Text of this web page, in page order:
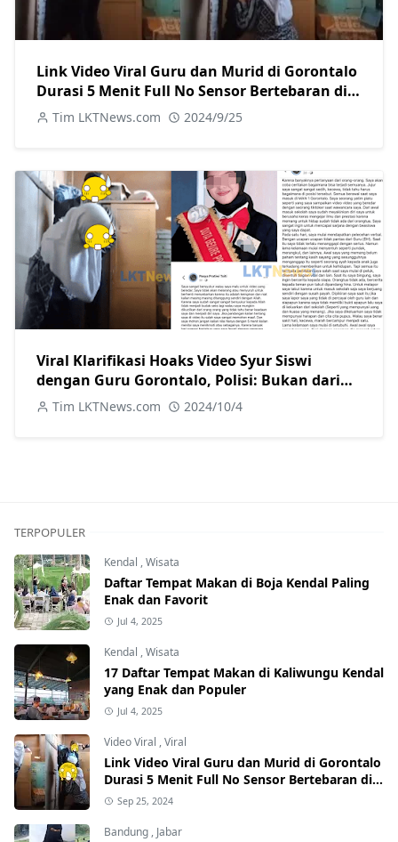
Link Video Viral Guru dan Murid di Gorontalo
Durasi 5 Menit Full No Sensor Bertebaran di
Internet, Hati-Hati Phising!
Tim LKTNews.com 2024/9/25
Viral Klarifikasi Hoaks Video Syur Siswi
dengan Guru Gorontalo, Polisi: Bukan dari
Korban!
Tim LKTNews.com 2024/10/4
TERPOPULER
Kendal ,Wisata
Daftar Tempat Makan di Boja Kendal Paling
Enak dan Favorit
Jul 4, 2025
Kendal ,Wisata
17 Daftar Tempat Makan di Kaliwungu Kendal
yang Enak dan Populer
Jul 4, 2025
Video Viral ,Viral
Link Video Viral Guru dan Murid di Gorontalo
Durasi 5 Menit Full No Sensor Bertebaran di
Internet, Hati-Hati Phising!
Sep 25, 2024
Bandung , Jabar